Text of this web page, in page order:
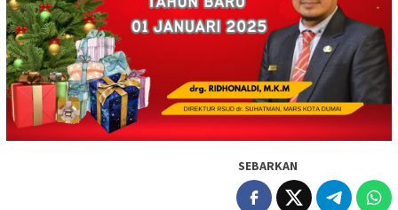
SEBARKAN